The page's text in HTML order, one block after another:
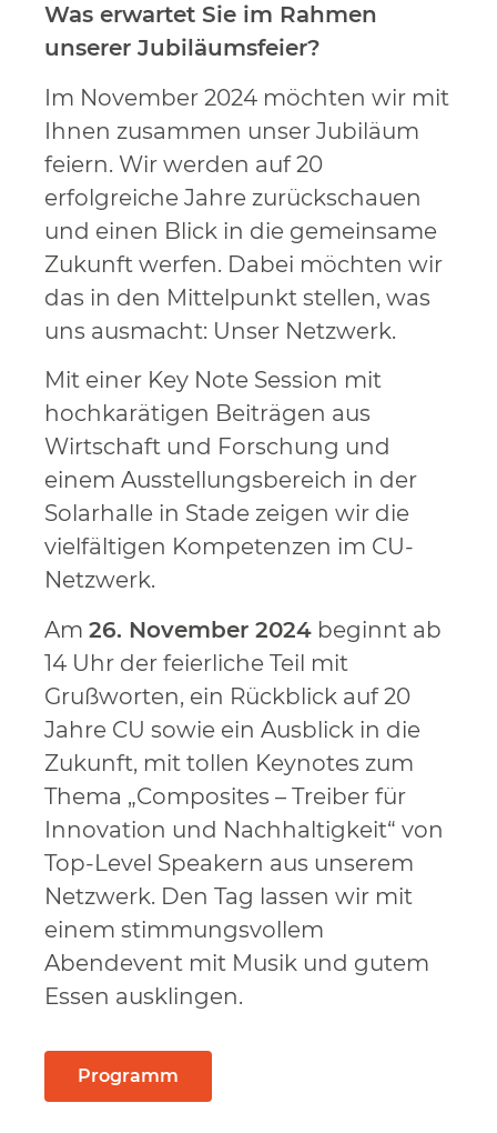
Was erwartet Sie im Rahmen
unserer Jubiläumsfeier?
Im November 2024 möchten wir mit
Ihnen zusammen unser Jubiläum
feiern. Wir werden auf 20
erfolgreiche Jahre zurückschauen
und einen Blick in die gemeinsame
Zukunft werfen. Dabei möchten wir
das in den Mittelpunkt stellen, was
uns ausmacht: Unser Netzwerk.
Mit einer Key Note Session mit
hochkarätigen Beiträgen aus
Wirtschaft und Forschung und
einem Ausstellungsbereich in der
Solarhalle in Stade zeigen wir die
vielfältigen Kompetenzen im CU-
Netzwerk.
Am 26. November 2024 beginnt ab
14 Uhr der feierliche Teil mit
Grußworten, ein Rückblick auf 20
Jahre CU sowie ein Ausblick in die
Zukunft, mit tollen Keynotes zum
Thema „Composites – Treiber für
Innovation und Nachhaltigkeit“ von
Top-Level Speakern aus unserem
Netzwerk. Den Tag lassen wir mit
einem stimmungsvollem
Abendevent mit Musik und gutem
Essen ausklingen.
Programm